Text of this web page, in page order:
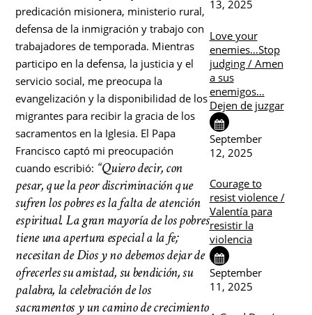
predicación misionera, ministerio rural,
defensa de la inmigración y trabajo con
trabajadores de temporada. Mientras
participo en la defensa, la justicia y el
servicio social, me preocupa la
evangelización y la disponibilidad de los
migrantes para recibir la gracia de los
sacramentos en la Iglesia. El Papa
Francisco captó mi preocupación
cuando escribió: “Quiero decir, con
pesar, que la peor discriminación que
sufren los pobres es la falta de atención
espiritual. La gran mayoría de los pobres
tiene una apertura especial a la fe;
necesitan de Dios y no debemos dejar de
ofrecerles su amistad, su bendición, su
palabra, la celebración de los
sacramentos y un camino de crecimiento
13, 2025
Love your
enemies…Stop
judging / Amen
a sus
enemigos…
Dejen de juzgar
September
12, 2025
Courage to
resist violence /
Valentía para
resistir la
violencia
September
11, 2025